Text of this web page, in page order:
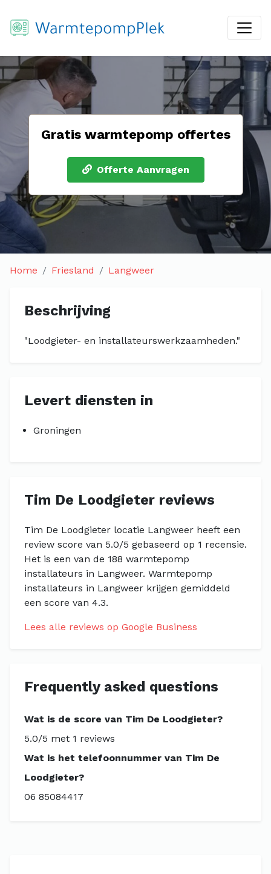
Gratis warmtepomp offertes
Offerte Aanvragen
Home Friesland Langweer
Beschrijving
"Loodgieter- en installateurswerkzaamheden."
Levert diensten in
Groningen
Tim De Loodgieter reviews
Tim De Loodgieter locatie Langweer heeft een
review score van 5.0/5 gebaseerd op 1 recensie.
Het is een van de 188 warmtepomp
installateurs in Langweer. Warmtepomp
installateurs in Langweer krijgen gemiddeld
een score van 4.3.
Lees alle reviews op Google Business
Frequently asked questions
Wat is de score van Tim De Loodgieter?
5.0/5 met 1 reviews
Wat is het telefoonnummer van Tim De
Loodgieter?
06 85084417